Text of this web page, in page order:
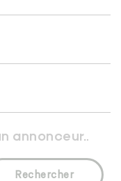
Rechercher